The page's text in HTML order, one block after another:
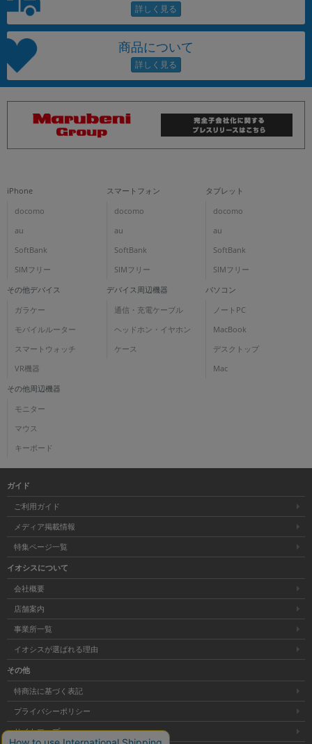
商品について
iPhone
docomo
au
SoftBank
SIMフリー
スマートフォン
docomo
au
SoftBank
SIMフリー
タブレット
docomo
au
SoftBank
SIMフリー
その他デバイス
ガラケー
モバイルルーター
スマートウォッチ
VR機器
デバイス周辺機器
通信・充電ケーブル
ヘッドホン・イヤホン
ケース
パソコン
ノートPC
MacBook
デスクトップ
Mac
その他周辺機器
モニター
マウス
キーボード
ガイド
ご利用ガイド
メディア掲載情報
特集ページ一覧
イオシスについて
会社概要
店舗案内
事業所一覧
イオシスが選ばれる理由
その他
特商法に基づく表記
プライバシーポリシー
サイトマップ